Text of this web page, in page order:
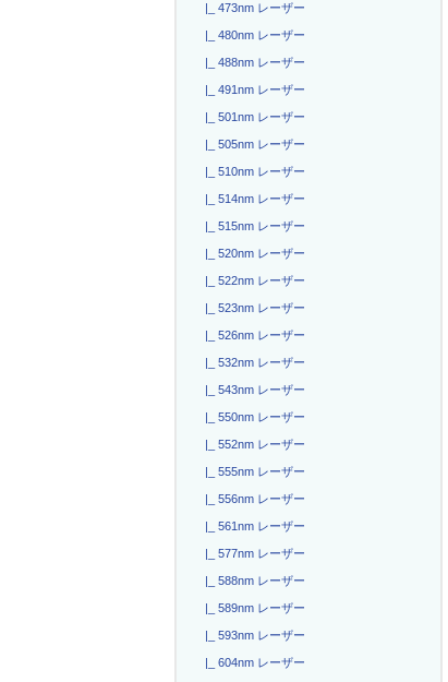
|_ 473nm レーザー
|_ 480nm レーザー
|_ 488nm レーザー
|_ 491nm レーザー
|_ 501nm レーザー
|_ 505nm レーザー
|_ 510nm レーザー
|_ 514nm レーザー
|_ 515nm レーザー
|_ 520nm レーザー
|_ 522nm レーザー
|_ 523nm レーザー
|_ 526nm レーザー
|_ 532nm レーザー
|_ 543nm レーザー
|_ 550nm レーザー
|_ 552nm レーザー
|_ 555nm レーザー
|_ 556nm レーザー
|_ 561nm レーザー
|_ 577nm レーザー
|_ 588nm レーザー
|_ 589nm レーザー
|_ 593nm レーザー
|_ 604nm レーザー